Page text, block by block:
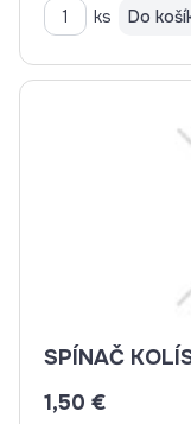
ks Do
SPÍNAČ
1,50 €